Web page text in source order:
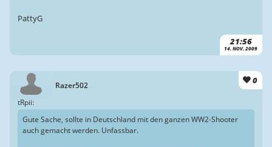
21:56
14. NOV. 2009
PattyG
Razer502 0
tRpii:
Gute Sache, sollte in Deutschland mit den ganzen WW2-Shooter
auch gemacht werden. Unfassbar.